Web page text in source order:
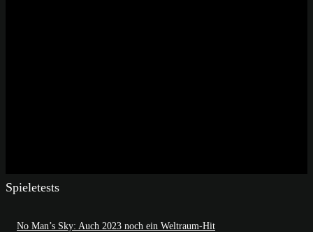
Spieletests
No Man’s Sky: Auch 2023 noch ein Weltraum-Hit